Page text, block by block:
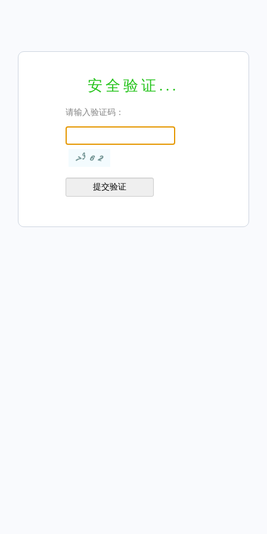
安全验证...
请输入验证码：